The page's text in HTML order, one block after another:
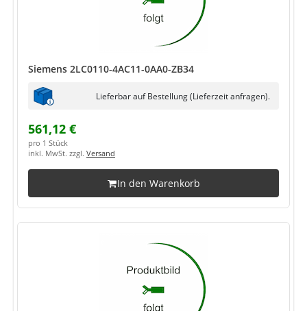
Siemens 2LC0110-4AC11-0AA0-ZB34
Lieferbar auf Bestellung (Lieferzeit anfragen).
561,12 €
pro 1 Stück
inkl. MwSt. zzgl. Versand
In den Warenkorb